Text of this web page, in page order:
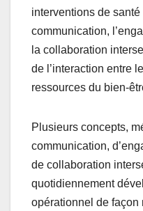
interventions de
communication,
la collaboration
de l’interaction entre
ressources du bien-
Plusieurs concepts,
communication,
de collaboration
quotidiennement
opérationnel de façon